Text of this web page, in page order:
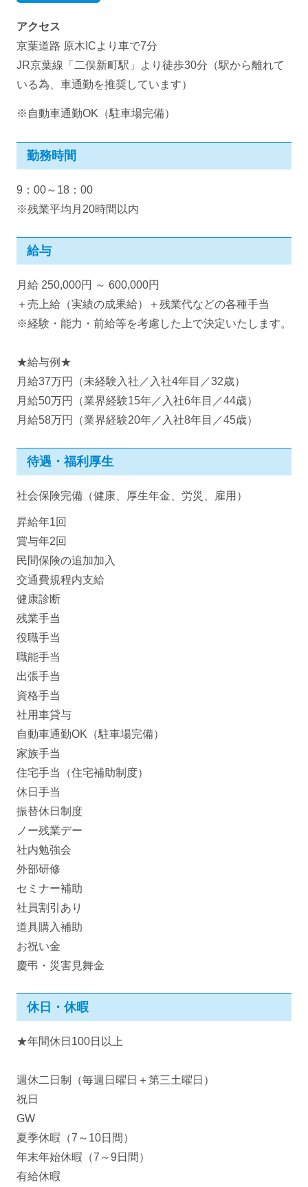
アクセス
京葉道路 原木ICより車で7分
JR京葉線「二俣新町駅」より徒歩30分（駅から離れて
いる為、車通勤を推奨しています）
※自動車通勤OK（駐車場完備）
勤務時間
9：00～18：00
※残業平均月20時間以内
給与
月給 250,000円 ～ 600,000円
＋売上給（実績の成果給）＋残業代などの各種手当
※経験・能力・前給等を考慮した上で決定いたします。
★給与例★
月給37万円（未経験入社／入社4年目／32歳）
月給50万円（業界経験15年／入社6年目／44歳）
月給58万円（業界経験20年／入社8年目／45歳）
待遇・福利厚生
社会保険完備（健康、厚生年金、労災、雇用）
昇給年1回
賞与年2回
民間保険の追加加入
交通費規程内支給
健康診断
残業手当
役職手当
職能手当
出張手当
資格手当
社用車貸与
自動車通勤OK（駐車場完備）
家族手当
住宅手当（住宅補助制度）
休日手当
振替休日制度
ノー残業デー
社内勉強会
外部研修
セミナー補助
社員割引あり
道具購入補助
お祝い金
慶弔・災害見舞金
休日・休暇
★年間休日100日以上
週休二日制（毎週日曜日＋第三土曜日）
祝日
GW
夏季休暇（7～10日間）
年末年始休暇（7～9日間）
有給休暇